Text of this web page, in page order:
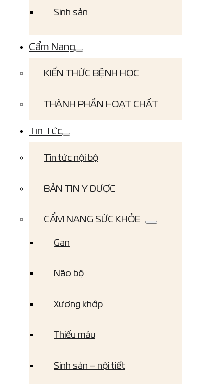
Sinh sản
Cẩm Nang
KIẾN THỨC BỆNH HỌC
THÀNH PHẦN HOẠT CHẤT
Tin Tức
Tin tức nội bộ
BẢN TIN Y DƯỢC
CẨM NANG SỨC KHỎE
Gan
Não bộ
Xương khớp
Thiếu máu
Sinh sản – nội tiết